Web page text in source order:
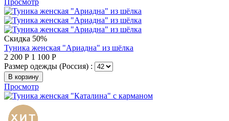
Скидка 50%
Туника женская "Ариадна" из шёлка
2 200 Р 1 100 Р
Размер одежды (Россия) :
В корзину
Просмотр